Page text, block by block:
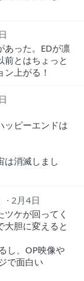
あった。EDが凛
前とはちょっと
上がる！
ッピーエンドは
は消滅しまし
2月4日
ケが回ってく
大胆に変えると
し、OP映像や
で面白い